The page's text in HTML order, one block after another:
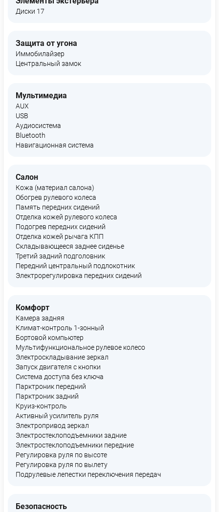
Диски 17
Защита от угона
Иммобилайзер
Центральный замок
Мультимедиа
AUX
USB
Аудиосистема
Bluetooth
Навигационная система
Салон
Кожа (материал салона)
Обогрев рулевого колеса
Память передних сидений
Отделка кожей рулевого колеса
Подогрев передних сидений
Отделка кожей рычага КПП
Складывающееся заднее сиденье
Третий задний подголовник
Передний центральный подлокотник
Электрорегулировка передних сидений
Комфорт
Камера задняя
Климат-контроль 1-зонный
Бортовой компьютер
Мультифункциональное рулевое колесо
Электроскладывание зеркал
Запуск двигателя с кнопки
Система доступа без ключа
Парктроник передний
Парктроник задний
Круиз-контроль
Активный усилитель руля
Электропривод зеркал
Электростеклоподъемники задние
Электростеклоподъемники передние
Регулировка руля по высоте
Регулировка руля по вылету
Подрулевые лепестки переключения передач
Безопасность